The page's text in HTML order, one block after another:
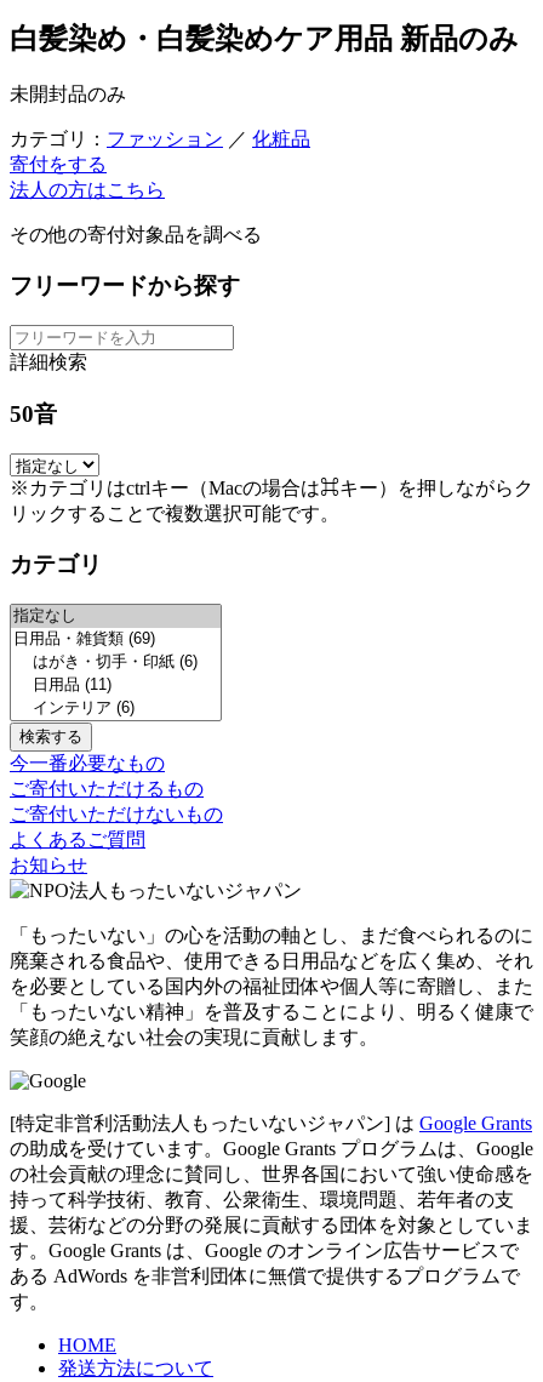
白髪染め・白髪染めケア用品 新品のみ
未開封品のみ
カテゴリ： ファッション ／ 化粧品
寄付をする
法人の方はこちら
その他の寄付対象品を調べる
フリーワードから探す
詳細検索
50音
※カテゴリはctrlキー（Macの場合は⌘キー）を押しながらク
リックすることで複数選択可能です。
カテゴリ
今一番必要なもの
ご寄付いただけるもの
ご寄付いただけないもの
よくあるご質問
お知らせ
「もったいない」の心を活動の軸とし、まだ食べられるのに
廃棄される食品や、使用できる日用品などを広く集め、それ
を必要としている国内外の福祉団体や個人等に寄贈し、また
「もったいない精神」を普及することにより、明るく健康で
笑顔の絶えない社会の実現に貢献します。
[特定非営利活動法人もったいないジャパン] は Google Grants
の助成を受けています。Google Grants プログラムは、Google
の社会貢献の理念に賛同し、世界各国において強い使命感を
持って科学技術、教育、公衆衛生、環境問題、若年者の支
援、芸術などの分野の発展に貢献する団体を対象としていま
す。Google Grants は、Google のオンライン広告サービスで
ある AdWords を非営利団体に無償で提供するプログラムで
す。
HOME
発送方法について